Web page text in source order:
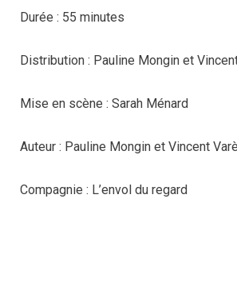
Durée : 55 minutes
Distribution : Pauline Mongin et
Mise en scène : Sarah Ménard
Auteur : Pauline Mongin et Vincent
Compagnie : L’envol du regard